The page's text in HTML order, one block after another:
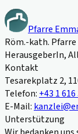
Pfarre
Röm.-kath.
HerausgeberIn,
Kontakt
Tesarekplatz 2,
Telefon: +43 1 616
E-Mail:
Unterstützung